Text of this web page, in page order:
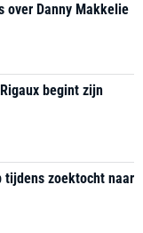
over Danny Makkelie
begint zijn
tijdens zoektocht naar